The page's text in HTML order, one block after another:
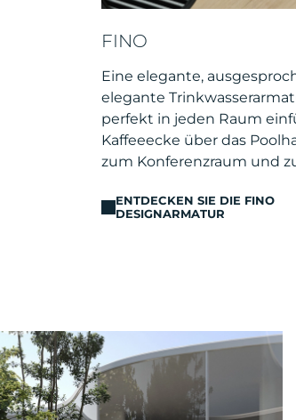
FINO
Eine elegante,
elegante
perfekt in jeden Raum
Kaffeeecke über das
zum Konferenzraum und
ENTDECKEN SIE DIE FINO
DESIGNARMATUR